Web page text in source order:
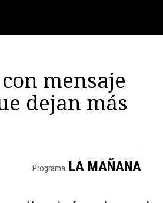
mensaje
dejan más
Programa: LA MAÑANA